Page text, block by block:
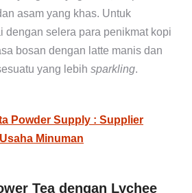
asam yang khas. Untuk
dengan selera para penikmat kopi
bosan dengan latte manis dan
yang lebih sparkling.
Powder Supply : Supplier
Minuman
Tea dengan Lychee